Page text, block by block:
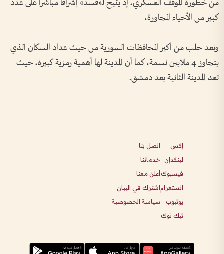
من خطورة الموقف العسكري، إذ يتيح لـ«قسد» إشرافاً مباشراً على عدد
كبير من الأحياء المجاورة،
وتعد حلب من أكبر المحافظات السورية من حيث عداد السكان الذي
يتجاوز 4 ملايين نسمة، كما أن المدينة لها أهمية رمزية كبيرة، حيث
تعد المدينة الثانية بعد دمشق.
إكس
لينكدإن
فيسبوك
انستغرام
يوتيوب
تيك توك
اتصل بنا
خدماتنا
أعلن معنا
اشترك في البيان
سياسة الخصوصية